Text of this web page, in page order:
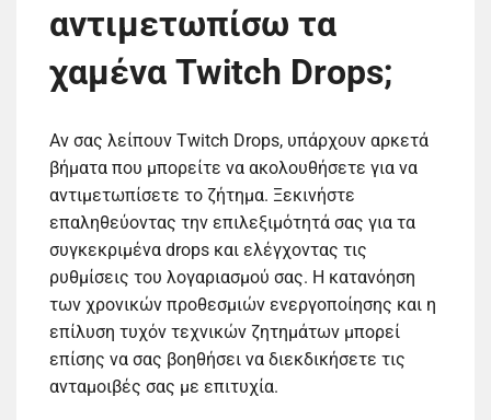
αντιμετωπίσω τα
χαμένα Twitch Drops;
Αν σας λείπουν Twitch Drops, υπάρχουν αρκετά
βήματα που μπορείτε να ακολουθήσετε για να
αντιμετωπίσετε το ζήτημα. Ξεκινήστε
επαληθεύοντας την επιλεξιμότητά σας για τα
συγκεκριμένα drops και ελέγχοντας τις
ρυθμίσεις του λογαριασμού σας. Η κατανόηση
των χρονικών προθεσμιών ενεργοποίησης και η
επίλυση τυχόν τεχνικών ζητημάτων μπορεί
επίσης να σας βοηθήσει να διεκδικήσετε τις
ανταμοιβές σας με επιτυχία.